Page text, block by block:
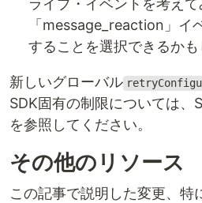
ライブ・イベントを考えて
「message_reaction」イ
することを選択できるかも
新しいグローバル
SDK固有の制限については、
を参照してください。
その他のリソース
この記事で説明した変更、特